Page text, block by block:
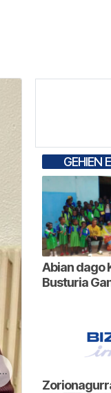
GEHIEN
Abian dago
Busturia